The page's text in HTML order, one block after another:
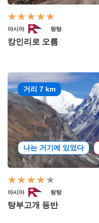
아시아 랑탕
캉인리로 오름
거리 7 km
나는 거기에 있었다
아시아 랑탕
탕부고개 등반